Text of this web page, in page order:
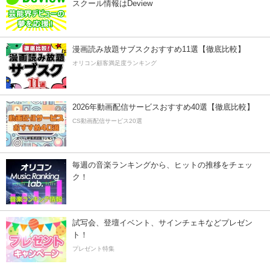
スクール情報はDeview
漫画読み放題サブスクおすすめ11選【徹底比較】
オリコン顧客満足度ランキング
2026年動画配信サービスおすすめ40選【徹底比較】
CS動画配信サービス20選
毎週の音楽ランキングから、ヒットの推移をチェッ
ク！
試写会、登壇イベント、サインチェキなどプレゼン
ト！
プレゼント特集